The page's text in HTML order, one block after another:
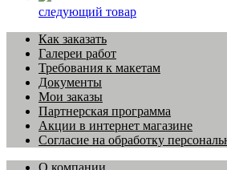
следующий товар
Как заказать
Галереи работ
Требования к макетам
Документы
Мои заказы
Партнерская программа
Акции в интернет магазине
Согласие на обработку
О компании